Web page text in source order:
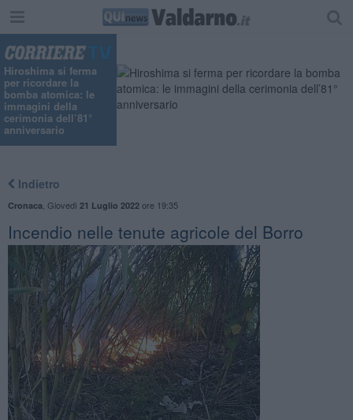
Hiroshima si ferma
per ricordare la
bomba atomica: le
immagini della
cerimonia dell’81°
anniversario
Indietro
Cronaca Giovedì 21 Luglio 2022ore 19:35
Incendio nelle tenute agricole del Borro